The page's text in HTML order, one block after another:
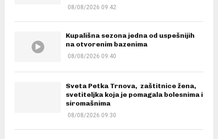
08/08/2026 09:42
Kupališna sezona jedna od uspešnijih
na otvorenim bazenima
08/08/2026 09:40
Sveta Petka Trnova, zaštitnice žena,
svetiteljka koja je pomagala bolesnima i
siromašnima
08/08/2026 09:30